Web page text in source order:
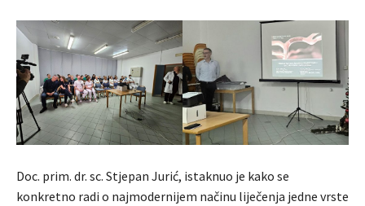
Doc. prim. dr. sc. Stjepan Jurić, istaknuo je kako se
konkretno radi o najmodernijem načinu liječenja jedne vrste